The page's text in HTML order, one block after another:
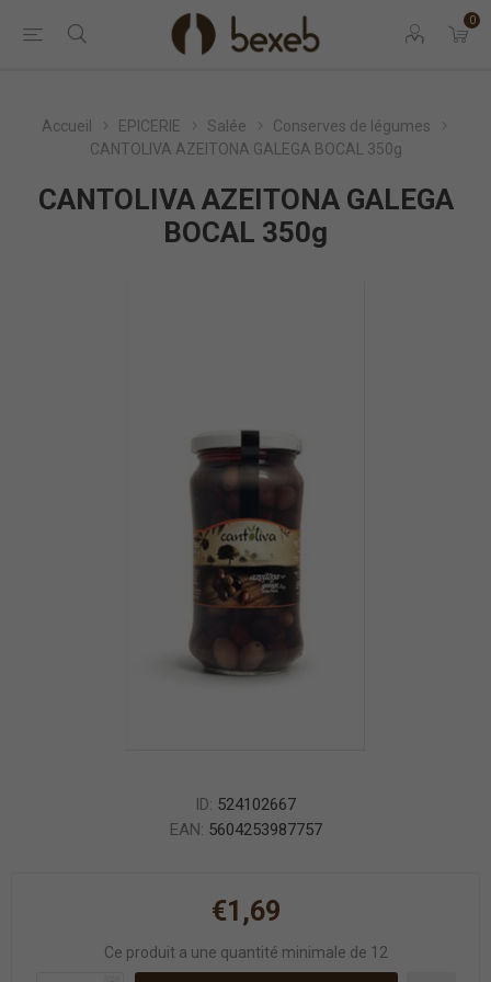
0
Accueil EPICERIE Salée
Conserves de légumes
CANTOLIVA AZEITONA GALEGA BOCAL 350g
CANTOLIVA AZEITONA GALEGA
BOCAL 350g
ID: 524102667
EAN: 5604253987757
€1,69
Ce produit a une quantité minimale de 12